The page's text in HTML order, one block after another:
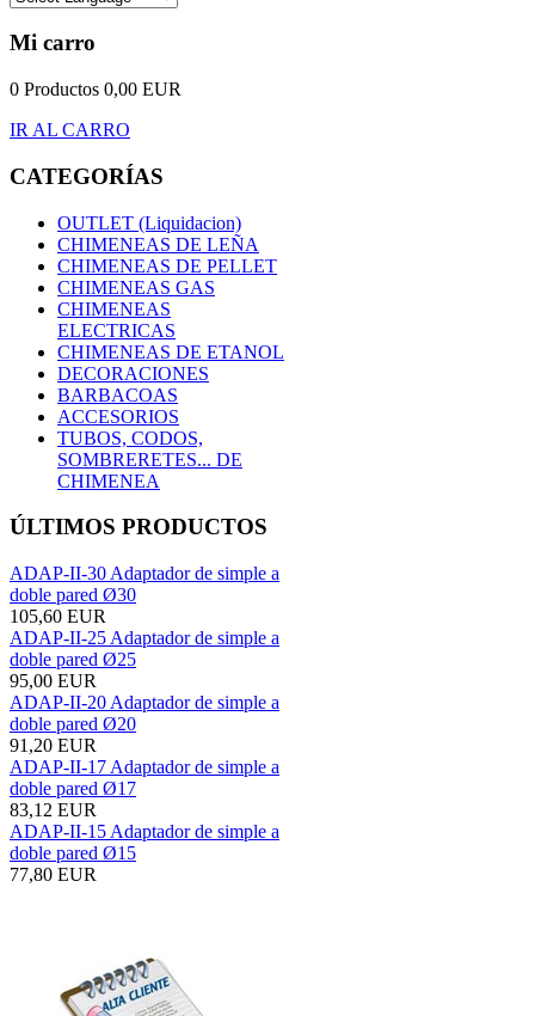
Mi carro
0 Productos 0,00 EUR
IR AL CARRO
CATEGORÍAS
OUTLET (Liquidacion)
CHIMENEAS DE LEÑA
CHIMENEAS DE PELLET
CHIMENEAS GAS
CHIMENEAS
ELECTRICAS
CHIMENEAS DE ETANOL
DECORACIONES
BARBACOAS
ACCESORIOS
TUBOS, CODOS,
SOMBRERETES... DE
CHIMENEA
ÚLTIMOS PRODUCTOS
ADAP-II-30 Adaptador de simple a
doble pared Ø30
105,60 EUR
ADAP-II-25 Adaptador de simple a
doble pared Ø25
95,00 EUR
ADAP-II-20 Adaptador de simple a
doble pared Ø20
91,20 EUR
ADAP-II-17 Adaptador de simple a
doble pared Ø17
83,12 EUR
ADAP-II-15 Adaptador de simple a
doble pared Ø15
77,80 EUR